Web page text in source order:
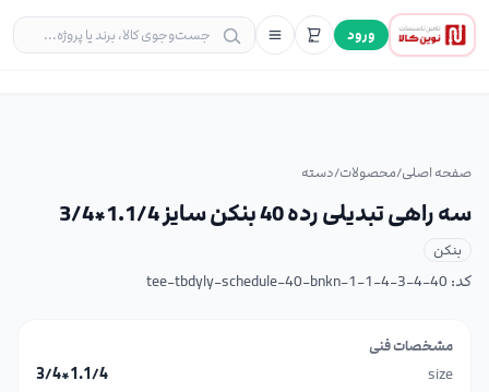
ورود
صفحه اصلی/محصولات/دسته
سه راهی تبدیلی رده 40 بنکن سایز 1.1/4*3/4
بنکن
کد: tee-tbdyly-schedule-40-bnkn-1-1-4-3-4-40
مشخصات فنی
size
1.1/4*3/4